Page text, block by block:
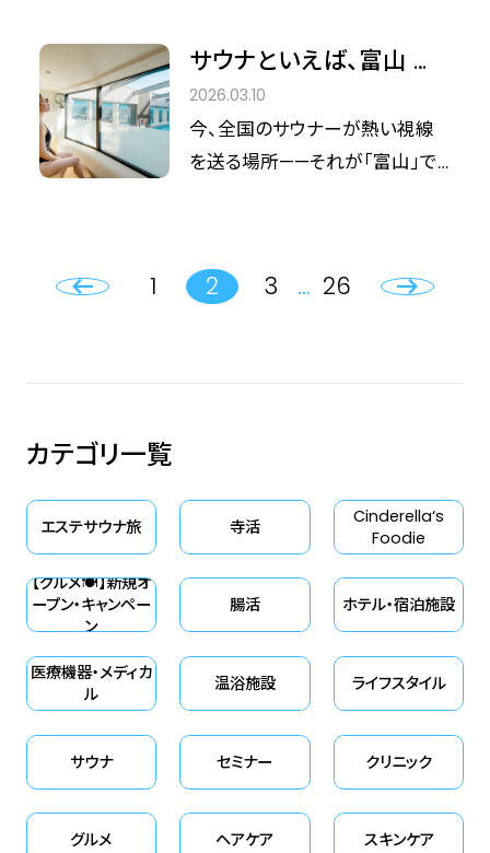
ランドオープンを控える「PGMホ
テルリゾート沖縄」。その心臓部
ともいえるサウナ施設の、ベール
を脱ぎつつある現在の進捗をお
ト」が始動
に参画している大塚製薬株式会
社（本社：東京都、以下「大塚製
薬」）は2026年3月26日（木）よ
り、温浴施設でのポカリスエット
分・電解質補給を提案する「ポカ
リお風呂プロジェクト」を開始い
く、「ご褒美」や「レジャー」という
多様な需要に着目し、温浴体験
後の水分・電解質補給」という健
康行動の定着を目指す取り組み
です。
サウナといえば、富山 ～
富山サウナ旅体験ツアー
～
2026.03.10
今、全国のサウナーが熱い視線
を送る場所——それが「富山」で
本ツアーでは、富山を代表する個
1 2 3 … 26
カテゴリ一覧
エステサウナ旅 寺活
Cinderella‘s
Foodie
【グルメ🍽】新規オ
ープン・キャンペー
ン
腸活 ホテル・宿泊施設
医療機器・メディカ
ル
温浴施設 ライフスタイル
サウナ セミナー クリニック
グルメ ヘアケア スキンケア